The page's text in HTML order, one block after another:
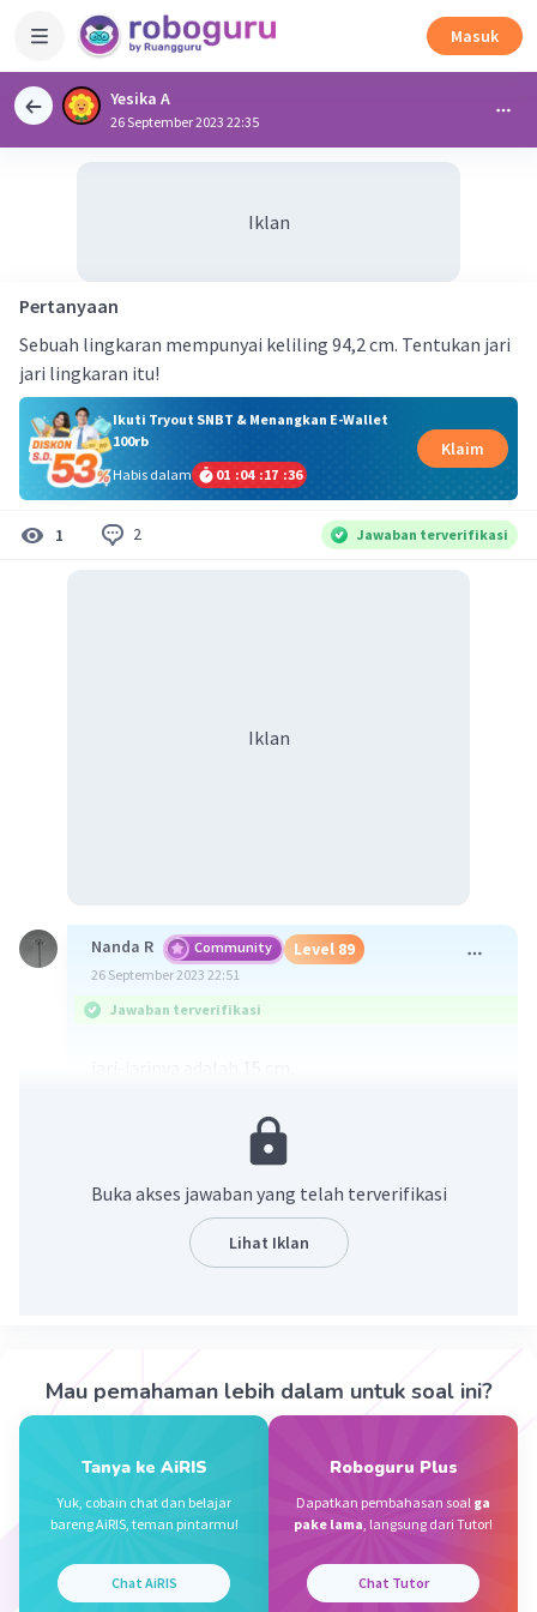
Masuk
Yesika A
26 September 2023 22:35
Iklan
Pertanyaan
Sebuah lingkaran mempunyai keliling 94,2 cm. Tentukan jari
jari lingkaran itu!
Ikuti Tryout SNBT & Menangkan E-Wallet
100rb
Habis dalam
01 :04 :17 :36
Klaim
1 2 Jawaban terverifikasi
Iklan
Nanda R Community Level 89
26 September 2023 22:51
Jawaban terverifikasi
Rendi R Community Level 100
Jawaban terverifikasi
Halo kak bantu jawab ya :
jari-jari lingkaran tersebut adalah sekitar 15 cm
Buka akses jawaban yang telah terverifikasi
Lihat Iklan
Mau pemahaman lebih dalam untuk soal ini?
Tanya ke AiRIS
Yuk, cobain chat dan belajar
bareng AiRIS, teman pintarmu!
Chat AiRIS
Roboguru Plus
Dapatkan pembahasan soal ga
pake lama, langsung dari Tutor!
Chat Tutor